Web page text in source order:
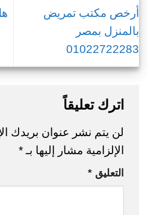
أرخص مكتب تمريض
بالمنزل بمصر
01022722283
اترك تعليقاً
لن يتم نشر عنوان بريدك
الإلزامية مشار إليها بـ*
التعليق *